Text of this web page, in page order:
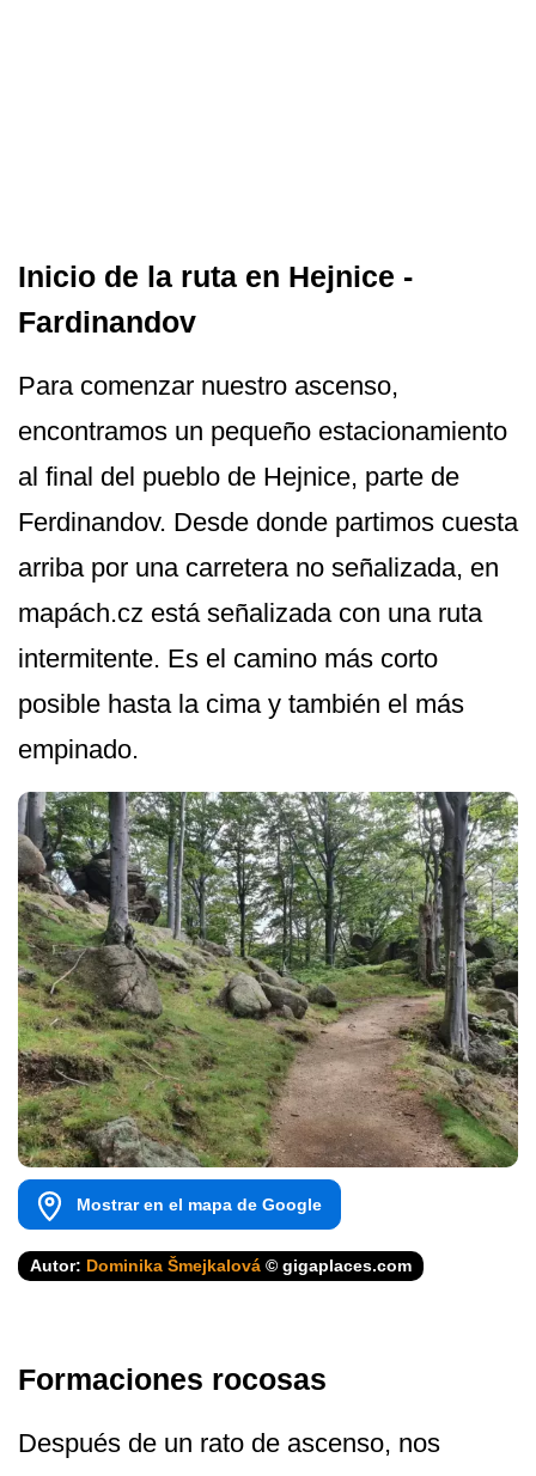
Inicio de la ruta en Hejnice -
Fardinandov
Para comenzar nuestro ascenso,
encontramos un pequeño estacionamiento
al final del pueblo de Hejnice, parte de
Ferdinandov. Desde donde partimos cuesta
arriba por una carretera no señalizada, en
mapách.cz está señalizada con una ruta
intermitente. Es el camino más corto
posible hasta la cima y también el más
empinado.
Mostrar en el mapa de Google
Autor: Dominika Šmejkalová © gigaplaces.com
Formaciones rocosas
Después de un rato de ascenso, nos